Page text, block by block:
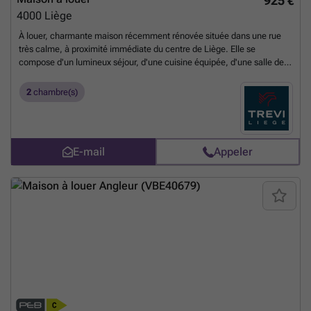
4000 Liège
À louer, charmante maison récemment rénovée située dans une rue
très calme, à proximité immédiate du centre de Liège. Elle se
compose d'un lumineux séjour, d'une cuisine équipée, d'une salle de
agréable espace extérieur, idéal pour profiter des beaux jours. La
maison bénéficie d'un PEB C, de châssis en double vitrage, d'un
chauffage central au gaz et de compteurs individuels pour l'eau, le gaz
et l'électricité. Libre immédiatement. Loyer : 925 €/mois. Une
excellente opportunité alliant confort, tranquillité et proximité des
commodités.En savoir plus ?
2 chambre(s)
E-mail Appeler